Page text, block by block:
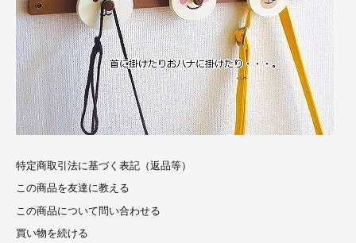
特定商取引法に基づく表記（返品等）
この商品を友達に教える
この商品について問い合わせる
買い物を続ける